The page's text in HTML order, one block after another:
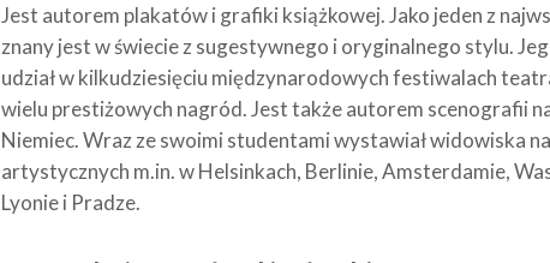
Jest autorem plakatów i grafiki książkowej. Jako jeden z
znany jest w świecie z sugestywnego i oryginalnego stylu.
udział w kilkudziesięciu międzynarodowych festiwalach
wielu prestiżowych nagród. Jest także autorem scenografii
Niemiec. Wraz ze swoimi studentami wystawiał widowiska
artystycznych m.in. w Helsinkach, Berlinie, Amsterdamie,
Lyonie i Pradze.